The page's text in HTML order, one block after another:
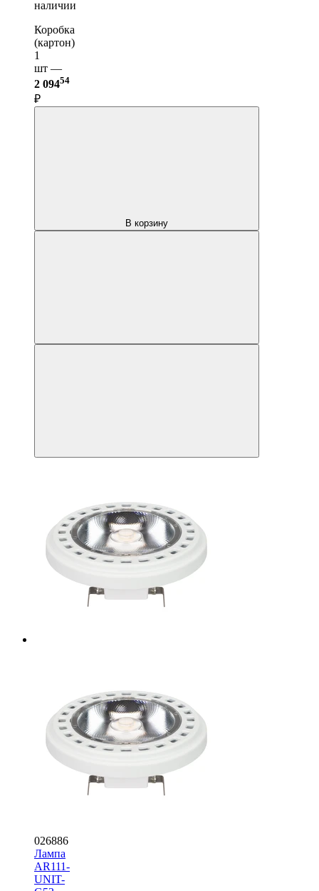
наличии
Коробка
(картон)
1
шт —
2 09454
₽
В корзину
026886
Лампа
AR111-
UNIT-